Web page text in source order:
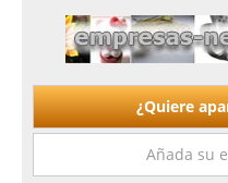
¿Quiere
Añada su